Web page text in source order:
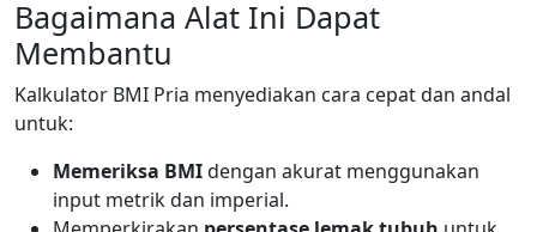
Bagaimana Alat Ini Dapat
Membantu
Kalkulator BMI Pria menyediakan cara cepat dan andal
untuk:
Memeriksa BMIdengan akurat menggunakan
input metrik dan imperial.